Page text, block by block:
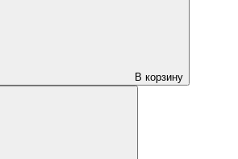
В корзину